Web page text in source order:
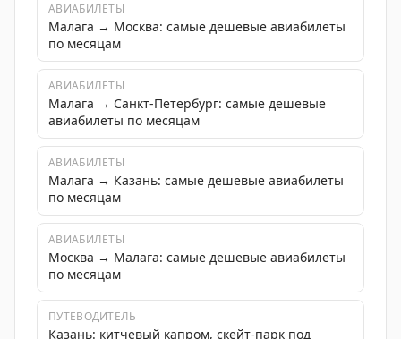
АВИАБИЛЕТЫ
Малага → Москва: самые дешевые авиабилеты
по месяцам
АВИАБИЛЕТЫ
Малага → Санкт-Петербург: самые дешевые
авиабилеты по месяцам
АВИАБИЛЕТЫ
Малага → Казань: самые дешевые авиабилеты
по месяцам
АВИАБИЛЕТЫ
Москва → Малага: самые дешевые авиабилеты
по месяцам
ПУТЕВОДИТЕЛЬ
Казань: китчевый капром, скейт-парк под